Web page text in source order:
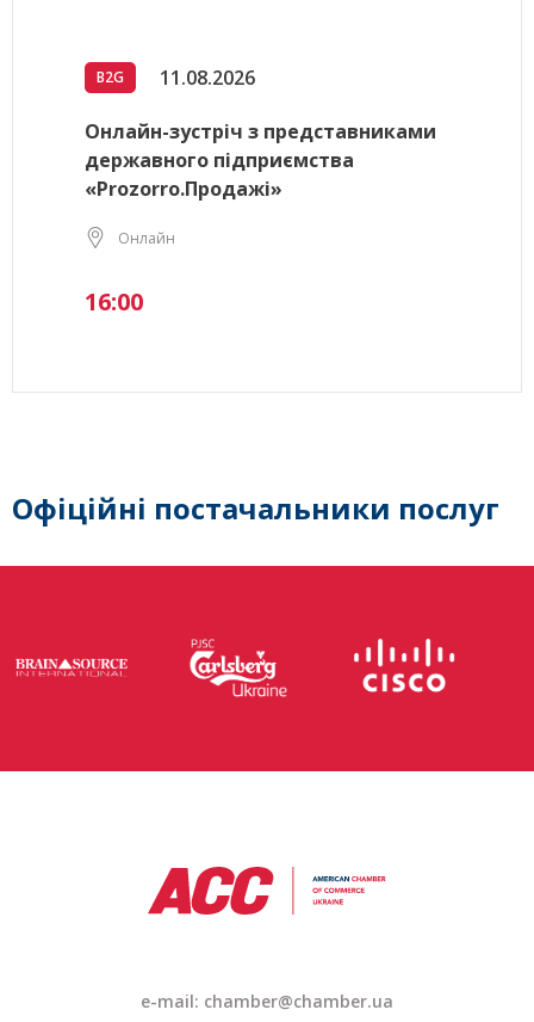
B2G 11.08.2026
Онлайн-зустріч з представниками
державного підприємства
«Prozorro.Продажі»
Онлайн
16:00
Офіційні постачальники послуг
e-mail: chamber@chamber.ua